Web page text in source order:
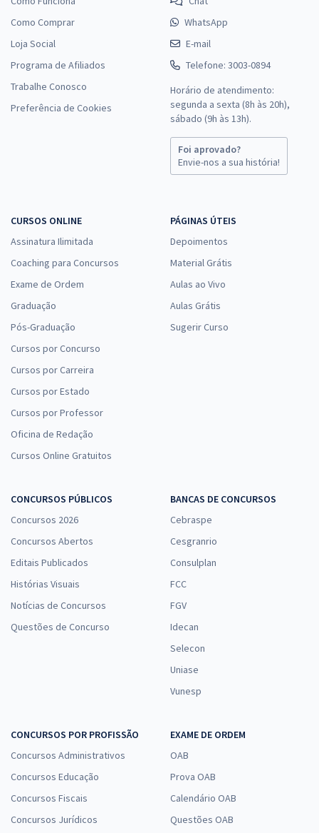
Como Comprar
Loja Social
Programa de Afiliados
Trabalhe Conosco
Preferência de Cookies
WhatsApp
E-mail
Telefone: 3003-0894
Horário de atendimento:
segunda a sexta (8h às 20h),
sábado (9h às 13h).
Foi aprovado?
Envie-nos a sua história!
CURSOS ONLINE
Assinatura Ilimitada
Coaching para Concursos
Exame de Ordem
Graduação
Pós-Graduação
Cursos por Concurso
Cursos por Carreira
Cursos por Estado
Cursos por Professor
Oficina de Redação
Cursos Online Gratuitos
PÁGINAS ÚTEIS
Depoimentos
Material Grátis
Aulas ao Vivo
Aulas Grátis
Sugerir Curso
CONCURSOS PÚBLICOS
Concursos 2026
Concursos Abertos
Editais Publicados
Histórias Visuais
Notícias de Concursos
Questões de Concurso
BANCAS DE CONCURSOS
Cebraspe
Cesgranrio
Consulplan
FCC
FGV
Idecan
Selecon
Uniase
Vunesp
CONCURSOS POR PROFISSÃO
Concursos Administrativos
Concursos Educação
Concursos Fiscais
Concursos Jurídicos
EXAME DE ORDEM
OAB
Prova OAB
Calendário OAB
Questões OAB